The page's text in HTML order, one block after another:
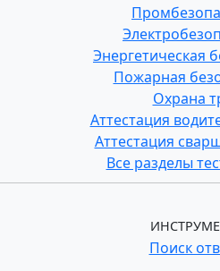
Энергетическая
Пожарная
Охрана
Аттестация
Аттестация
Все разделы
Поиск